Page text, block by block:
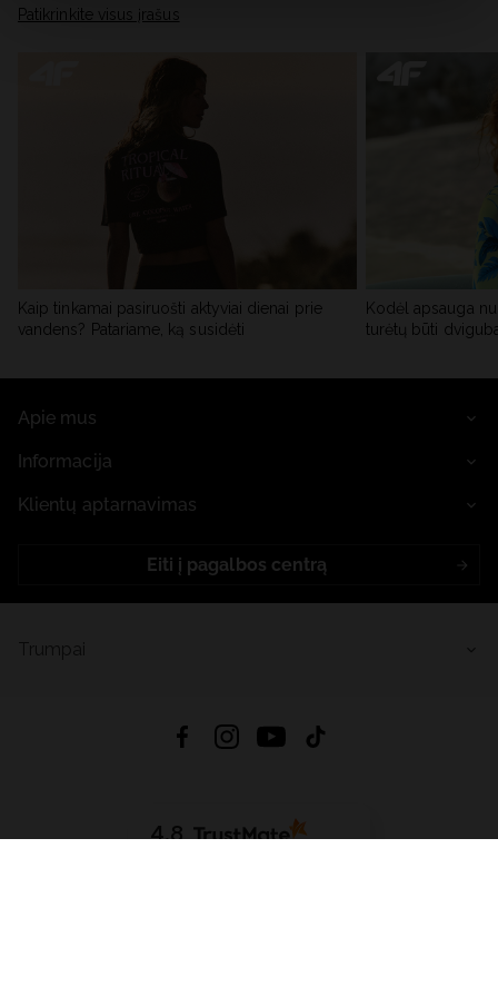
skiltyje „Išsami informacija“.
Patikrinkite visus įrašus
Kaip tinkamai pasiruošti aktyviai dienai prie
vandens? Patariame, ką susidėti
Kodėl apsauga
turėtų būti
Apie mus
Informacija
Klientų aptarnavimas
Eiti į pagalbos centrą
4.8